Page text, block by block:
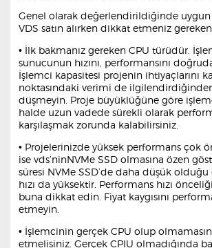
Genel olarak değerlendirildiğinde uygun
VDS satın alırken dikkat etmeniz
• İlk bakmanız gereken CPU türüdür.
sunucunun hızını, performansını
İşlemci kapasitesi projenin ihtiyaçlarını
noktasındaki verimi de
düşmeyin. Proje büyüklüğüne göre
halde uzun vadede sürekli olarak
karşılaşmak zorunda kalabilirsiniz.
• Projelerinizde yüksek performans çok
ise vds’ninNVMe SSD olmasına özen
süresi NVMe SSD’de daha düşük
hızı da yüksektir. Performans hızı
buna dikkat edin. Fiyat kaygısını
etmeyin.
• İşlemcinin gerçek CPU olup
etmelisiniz. Gerçek CPIU olmadığında